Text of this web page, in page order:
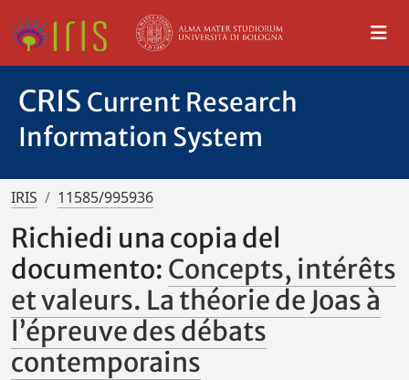
CRIS Current Research
Information System
IRIS 11585/995936
Richiedi una copia del
documento: Concepts, intérêts
et valeurs. La théorie de Joas à
l’épreuve des débats
contemporains